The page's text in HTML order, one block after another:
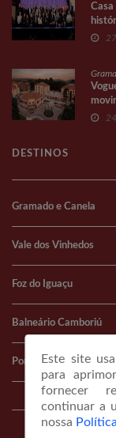
Casa
DESTINOS
Gramado e Canela
Vale dos Vinhedos
Foz do Iguaçu
Balneário Camboriú
Porto AlegreEste site
para
fornecer
continuar a
nossa